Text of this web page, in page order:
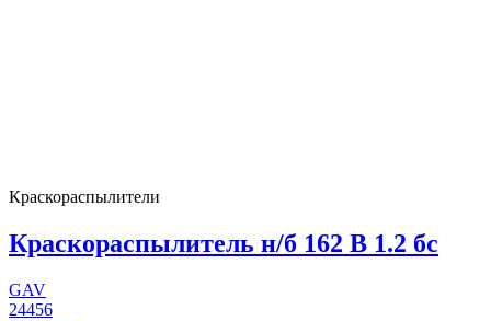
Краскораспылители
Краскораспылитель н/б 162 В 1.2 бс
GAV
24456